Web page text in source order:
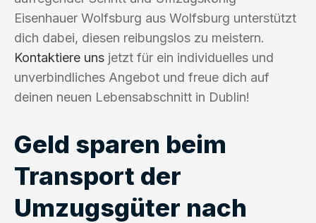
Eisenhauer Wolfsburg aus Wolfsburg unterstützt
dich dabei, diesen reibungslos zu meistern.
Kontaktiere uns jetzt für ein individuelles und
unverbindliches Angebot und freue dich auf
deinen neuen Lebensabschnitt in Dublin!
Geld sparen beim
Transport der
Umzugsgüter nach